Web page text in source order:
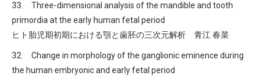
33. Three-dimensional analysis of the mandible and tooth
primordia at the early human fetal period
ヒト胎児期初期における顎と歯胚の三次元解析 青江 春菜
32. Change in morphology of the ganglionic eminence during
the human embryonic and early fetal period